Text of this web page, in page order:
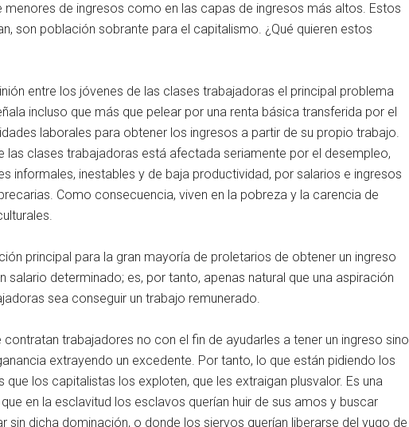
de ingresos como en las capas de ingresos más altos. Estos
son población sobrante para el capitalismo. ¿Qué quieren estos
entre los jóvenes de las clases trabajadoras el principal problema
incluso que más que pelear por una renta básica transferida por el
laborales para obtener los ingresos a partir de su propio trabajo.
las clases trabajadoras está afectada seriamente por el desempleo,
informales, inestables y de baja productividad, por salarios e ingresos
Como consecuencia, viven en la pobreza y la carencia de
principal para la gran mayoría de proletarios de obtener un ingreso
salario determinado; es, por tanto, apenas natural que una aspiración
sea conseguir un trabajo remunerado.
trabajadores no con el fin de ayudarles a tener un ingreso sino
extrayendo un excedente. Por tanto, lo que están pidiendo los
los capitalistas los exploten, que les extraigan plusvalor. Es una
en la esclavitud los esclavos querían huir de sus amos y buscar
sin dicha dominación, o donde los siervos querían liberarse del yugo de